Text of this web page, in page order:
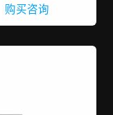
购买咨询